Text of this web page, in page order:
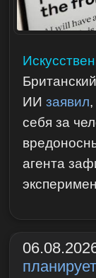
ИИ заявил
себя за
агента